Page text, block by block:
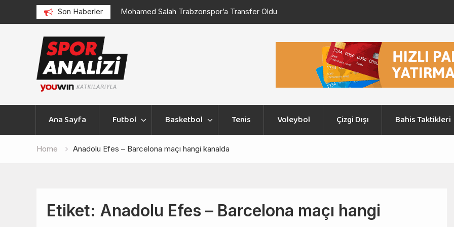
Son Haberler
Mohamed Salah Trabzonspor’a Transfer Oldu Konferans Ligi 3. Eleme Turu Ajax – Shelbourne Maçı
Graz
Ana Sayfa Futbol Basketbol Tenis Voleybol Çizgi Dışı Bahis Taktikleri
Home Anadolu Efes – Barcelona maçı hangi kanalda
Etiket: Anadolu Efes – Barcelona maçı hangi